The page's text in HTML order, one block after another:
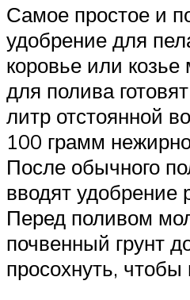
Самое простое и
удобрение для
коровье или козье
для полива
литр отстоянной
100 грамм
После обычного
вводят удобрение
Перед поливом
почвенный грунт
просохнуть, чтобы